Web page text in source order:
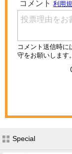
Special